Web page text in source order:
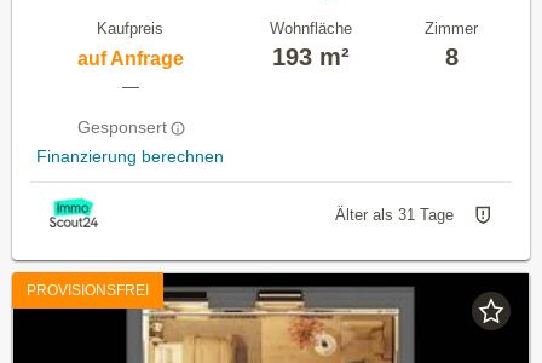
Kaufpreis
auf Anfrage
—
Gesponsert
Finanzierung berechnen
Wohnfläche
193 m²
Zimmer
8
Älter als 31 Tage
PROVISIONSFREI